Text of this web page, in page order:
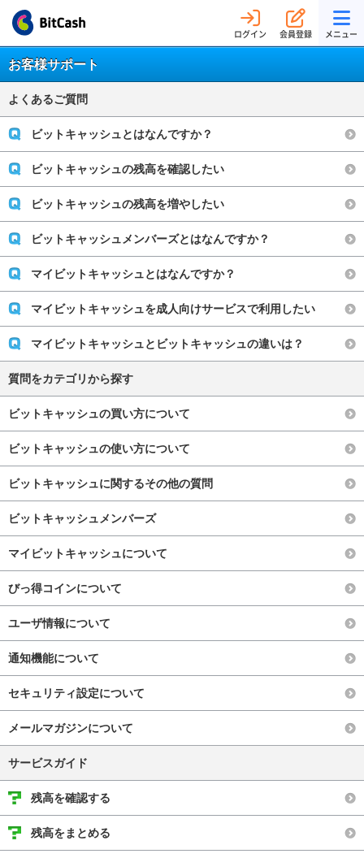
ログイン 会員登録 メニュー
お客様サポート
よくあるご質問
ビットキャッシュとはなんですか？
ビットキャッシュの残高を確認したい
ビットキャッシュの残高を増やしたい
ビットキャッシュメンバーズとはなんですか？
マイビットキャッシュとはなんですか？
マイビットキャッシュを成人向けサービスで利用したい
マイビットキャッシュとビットキャッシュの違いは？
質問をカテゴリから探す
ビットキャッシュの買い方について
ビットキャッシュの使い方について
ビットキャッシュに関するその他の質問
ビットキャッシュメンバーズ
マイビットキャッシュについて
びっ得コインについて
ユーザ情報について
通知機能について
セキュリティ設定について
メールマガジンについて
サービスガイド
残高を確認する
残高をまとめる